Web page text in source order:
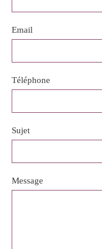
Email
Téléphone
Sujet
Message